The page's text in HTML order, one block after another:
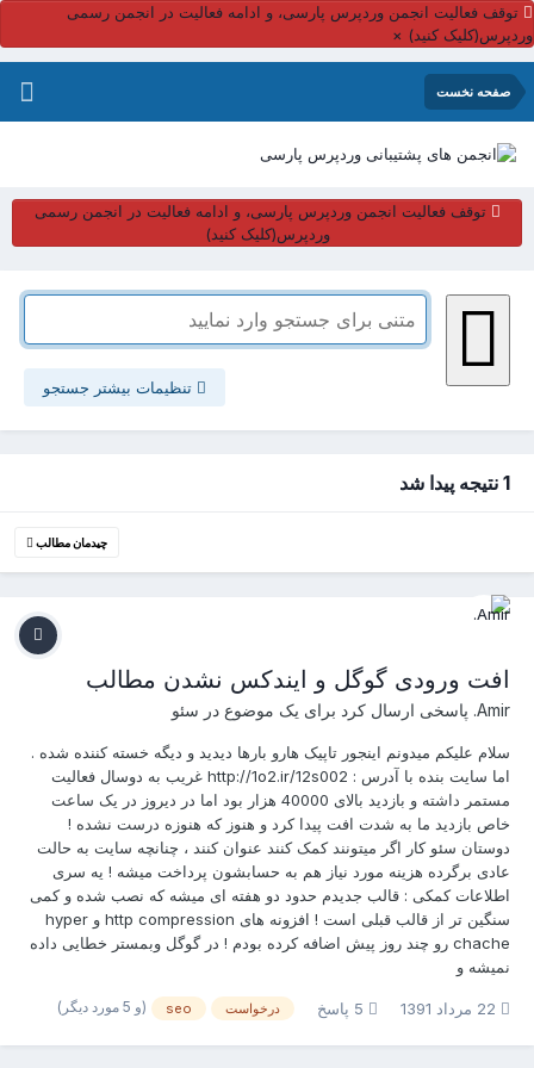
توقف فعالیت انجمن وردپرس پارسی، و ادامه فعالیت در انجمن رسمی
وردپرس(کلیک کنید) ×
صفحه نخست
توقف فعالیت انجمن وردپرس پارسی، و ادامه فعالیت در انجمن رسمی
وردپرس(کلیک کنید)
تنظیمات بیشتر جستجو
1 نتیجه پیدا شد
چیدمان مطالب
افت ورودی گوگل و ایندکس نشدن مطالب
Amir. پاسخی ارسال کرد برای یک موضوع در سئو
سلام علیکم میدونم اینجور تاپیک هارو بارها دیدید و دیگه خسته کننده شده .
اما سایت بنده با آدرس : http://1o2.ir/12s002 غریب به دوسال فعالیت
مستمر داشته و بازدید بالای 40000 هزار بود اما در دیروز در یک ساعت
خاص بازدید ما به شدت افت پیدا کرد و هنوز که هنوزه درست نشده !
دوستان سئو کار اگر میتونند کمک کنند عنوان کنند ، چنانچه سایت به حالت
عادی برگرده هزینه مورد نیاز هم به حسابشون پرداخت میشه ! یه سری
اطلاعات کمکی : قالب جدیدم حدود دو هفته ای میشه که نصب شده و کمی
سنگین تر از قالب قبلی است ! افزونه های http compression و hyper
chache رو چند روز پیش اضافه کرده بودم ! در گوگل وبمستر خطایی داده
نمیشه و
22 مرداد 1391 درخواست seo (و 5 مورد دیگر)